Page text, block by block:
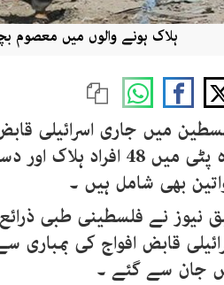
ہلاک ہونے والوں میں معصوم
میں جاری اسرائیلی
غزہ پٹی میں 48
بھی شامل ہیں ۔
نیوز نے فلسطینی طبی
جان سے گئے ۔